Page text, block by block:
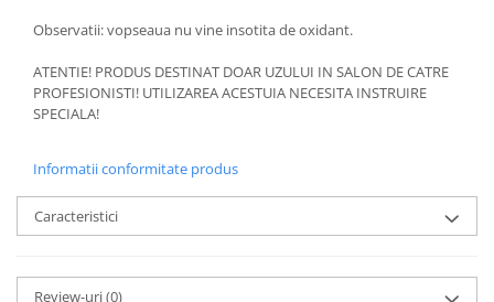
Observatii: vopseaua nu vine insotita de oxidant.
ATENTIE! PRODUS DESTINAT DOAR UZULUI IN SALON DE CATRE
PROFESIONISTI! UTILIZAREA ACESTUIA NECESITA INSTRUIRE
SPECIALA!
Informatii conformitate produs
Caracteristici
Review-uri(0)